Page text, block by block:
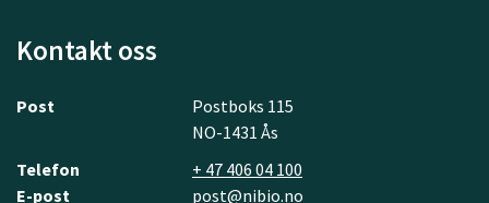
Kontakt oss
Post
Postboks 115
NO-1431 Ås
Telefon
+ 47 406 04 100
E-post
post@nibio.no